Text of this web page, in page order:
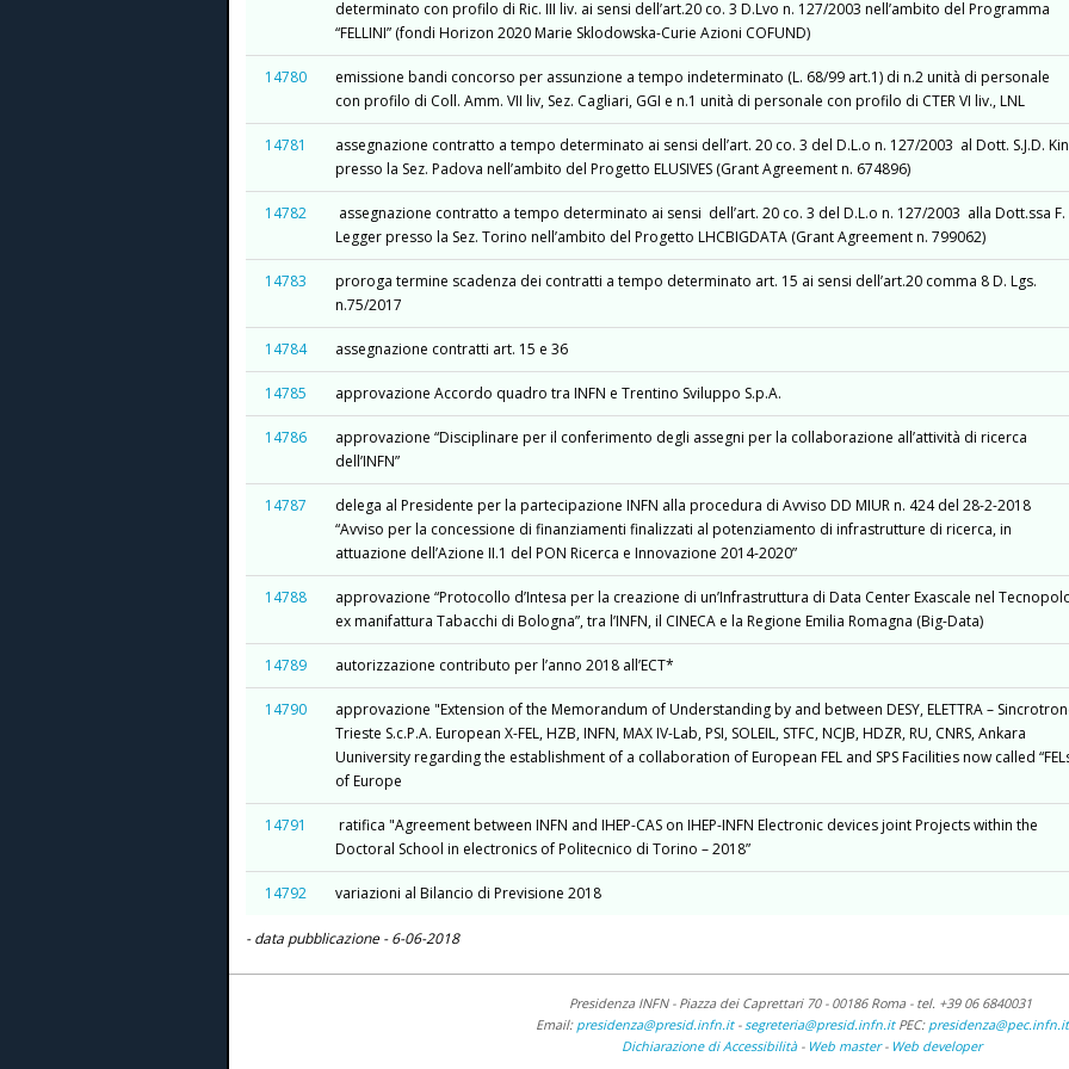
determinato con profilo di Ric. III liv. ai sensi dell’art.20 co. 3 D.Lvo n. 127/2003 nell’ambito del Programma
“FELLINI” (fondi Horizon 2020 Marie Sklodowska-Curie Azioni COFUND)
14780
emissione bandi concorso per assunzione a tempo indeterminato (L. 68/99 art.1) di n.2 unità di personale
con profilo di Coll. Amm. VII liv, Sez. Cagliari, GGI e n.1 unità di personale con profilo di CTER VI liv., LNL
14781
assegnazione contratto a tempo determinato ai sensi dell’art. 20 co. 3 del D.L.o n. 127/2003 al Dott. S.J.D.
presso la Sez. Padova nell’ambito del Progetto ELUSIVES (Grant Agreement n. 674896)
14782
assegnazione contratto a tempo determinato ai sensi dell’art. 20 co. 3 del D.L.o n. 127/2003 alla Dott.ssa F.
Legger presso la Sez. Torino nell’ambito del Progetto LHCBIGDATA (Grant Agreement n. 799062)
14783
proroga termine scadenza dei contratti a tempo determinato art. 15 ai sensi dell’art.20 comma 8 D. Lgs.
n.75/2017
14784 assegnazione contratti art. 15 e 36
14785 approvazione Accordo quadro tra INFN e Trentino Sviluppo S.p.A.
14786
approvazione “Disciplinare per il conferimento degli assegni per la collaborazione all’attività di ricerca
dell’INFN”
14787
delega al Presidente per la partecipazione INFN alla procedura di Avviso DD MIUR n. 424 del 28-2-2018
“Avviso per la concessione di finanziamenti finalizzati al potenziamento di infrastrutture di ricerca, in
attuazione dell’Azione II.1 del PON Ricerca e Innovazione 2014-2020”
14788
approvazione “Protocollo d’Intesa per la creazione di un’Infrastruttura di Data Center Exascale nel
ex manifattura Tabacchi di Bologna”, tra l’INFN, il CINECA e la Regione Emilia Romagna (Big-Data)
14789 autorizzazione contributo per l’anno 2018 all’ECT*
14790
approvazione "Extension of the Memorandum of Understanding by and between DESY, ELETTRA –
Trieste S.c.P.A. European X-FEL, HZB, INFN, MAX IV-Lab, PSI, SOLEIL, STFC, NCJB, HDZR, RU, CNRS, Ankara
Uuniversity regarding the establishment of a collaboration of European FEL and SPS Facilities now called
of Europe
14791
ratifica "Agreement between INFN and IHEP-CAS on IHEP-INFN Electronic devices joint Projects within the
Doctoral School in electronics of Politecnico di Torino – 2018”
14792 variazioni al Bilancio di Previsione 2018
- data pubblicazione - 6-06-2018
Presidenza INFN - Piazza dei Caprettari 70 - 00186 Roma - tel. +39 06 6840031
Email: presidenza@presid.infn.it-segreteria@presid.infn.it PEC: presidenza@pec.infn.it
Dichiarazione di Accessibilità - Web master- Web developer